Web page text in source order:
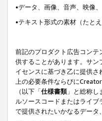
•データ、画像、音声、映像
•テキスト形式の素材（たと
前記のプロダクト広告コンテ
供することがあります。サ
イセンスに基づき乙に提供
上の必要条件ならびに
（以下「仕様書類」と総称し
ルソースコードまたはライ
で提供されたいかなるデー